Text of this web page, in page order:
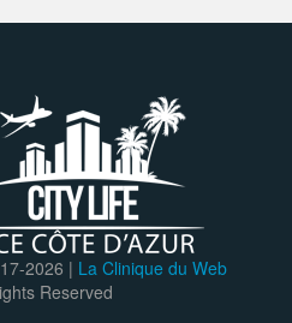
2026 | La Clinique du Web
Reserved